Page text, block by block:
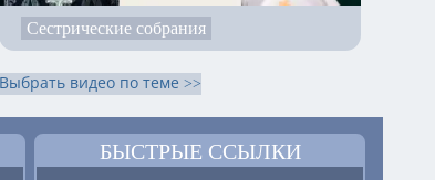
Сестрические собрания
Выбрать видео по теме >>
БЫСТРЫЕ ССЫЛКИ